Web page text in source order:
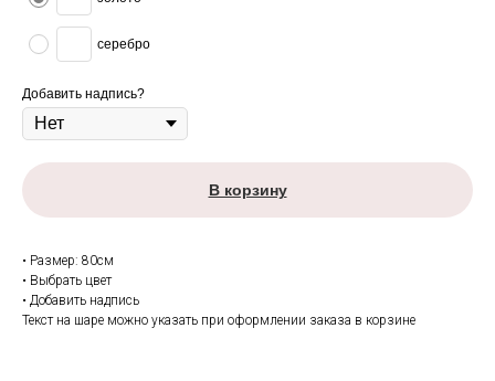
серебро
Добавить надпись?
В корзину
• Размер: 80см
• Выбрать цвет
• Добавить надпись
Текст на шаре можно указать при оформлении заказа в корзине